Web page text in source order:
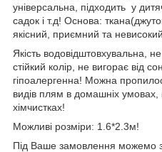
універсальна, підходить у
садок і т.д! Основа:
якісний, приємний та
Якість водовідштовхувальна,
стійкий колір, не вигорає від
гіпоалергенна! Можна
видів плям в домашніх умовах,
хімчистках!
Можливі розміри: 1.6*2.3м!
Під Ваше замовлення можемо